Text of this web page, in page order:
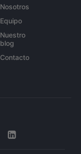
Nosotros
Equipo
Nuestro
blog
Contacto